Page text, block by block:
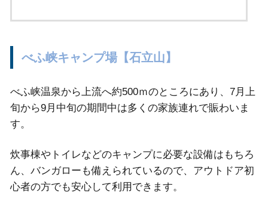
べふ峡キャンプ場【石立山】
べふ峡温泉から上流へ約500ｍのところにあり、7月上
旬から9月中旬の期間中は多くの家族連れで賑わいま
す。
炊事棟やトイレなどのキャンプに必要な設備はもちろ
ん、バンガローも備えられているので、アウトドア初
心者の方でも安心して利用できます。